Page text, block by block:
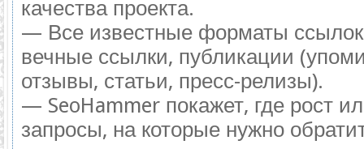
качества проекта.
— Все известные форматы
вечные ссылки, публикации
отзывы, статьи, пресс-релизы).
— SeoHammer покажет, где рост
запросы, на которые нужно